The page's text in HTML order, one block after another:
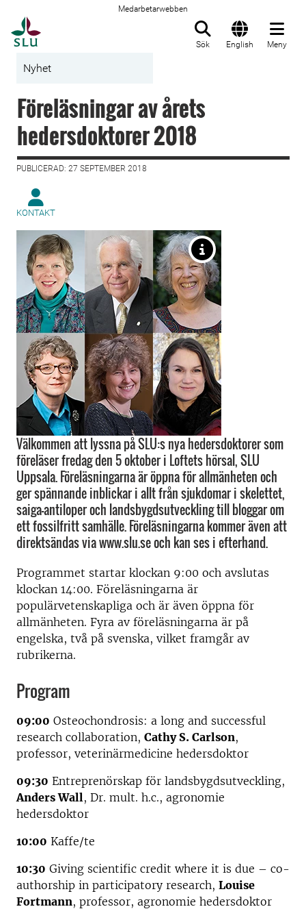
Medarbetarwebben
Sök English Meny
Nyhet
Föreläsningar av årets
hedersdoktorer 2018
PUBLICERAD: 27 SEPTEMBER 2018
KONTAKT
Välkommen att lyssna på SLU:s nya hedersdoktorer som
föreläser fredag den 5 oktober i Loftets hörsal, SLU
Uppsala. Föreläsningarna är öppna för allmänheten och
ger spännande inblickar i allt från sjukdomar i skelettet,
saiga-antiloper och landsbygdsutveckling till bloggar om
ett fossilfritt samhälle. Föreläsningarna kommer även att
direktsändas via www.slu.se och kan ses i efterhand.
Programmet startar klockan 9:00 och avslutas
klockan 14:00. Föreläsningarna är
populärvetenskapliga och är även öppna för
allmänheten. Fyra av föreläsningarna är på
engelska, två på svenska, vilket framgår av
rubrikerna.
Program
09:00 Osteochondrosis: a long and successful
research collaboration, Cathy S. Carlson,
professor, veterinärmedicine hedersdoktor
09:30 Entreprenörskap för landsbygdsutveckling,
Anders Wall, Dr. mult. h.c., agronomie
hedersdoktor
10:00 Kaffe/te
10:30 Giving scientific credit where it is due – co-
authorship in participatory research, Louise
Fortmann, professor, agronomie hedersdoktor